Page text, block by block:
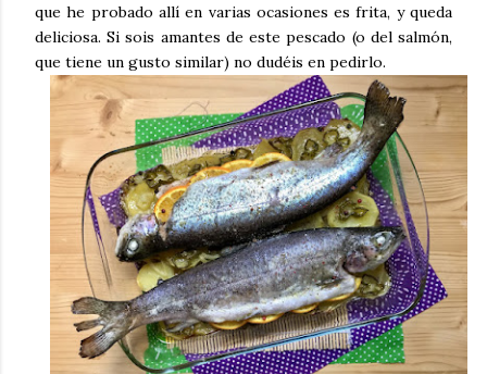
que he probado allí en varias ocasiones es frita, y queda
deliciosa. Si sois amantes de este pescado (o del salmón,
que tiene un gusto similar) no dudéis en pedirlo.